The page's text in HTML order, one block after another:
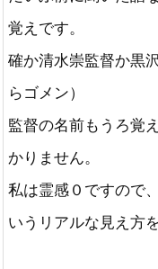
覚えです。
確か清水崇監督か黒
らゴメン）
監督の名前もうろ覚
かりません。
私は霊感０ですので
いうリアルな見え方